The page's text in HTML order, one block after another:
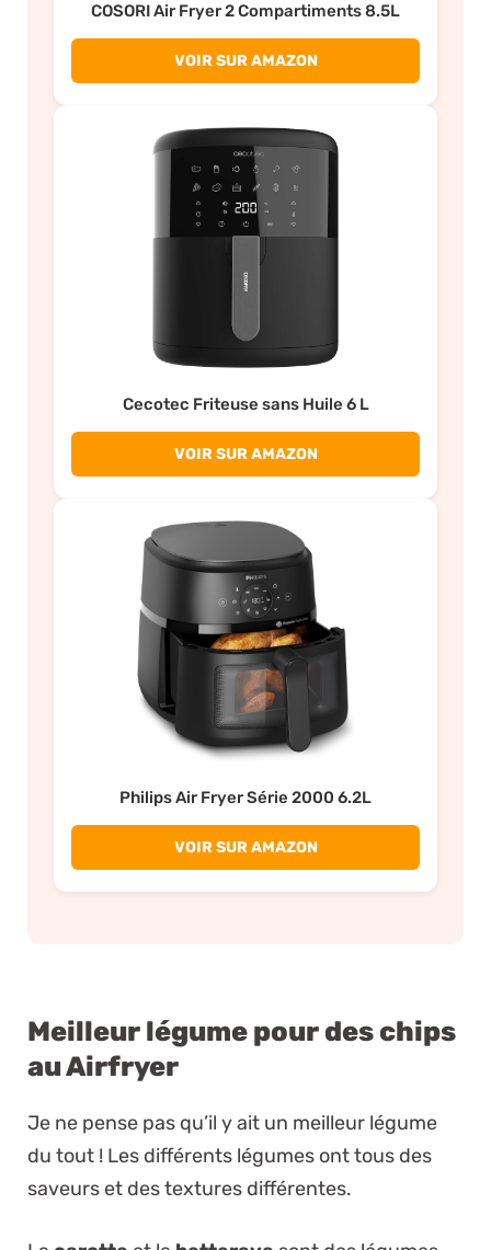
COSORI Air Fryer 2 Compartiments 8.5L
VOIR SUR AMAZON
Cecotec Friteuse sans Huile 6 L
VOIR SUR AMAZON
Philips Air Fryer Série 2000 6.2L
VOIR SUR AMAZON
Meilleur légume pour des chips
au Airfryer
Je ne pense pas qu’il y ait un meilleur légume
du tout ! Les différents légumes ont tous des
saveurs et des textures différentes.